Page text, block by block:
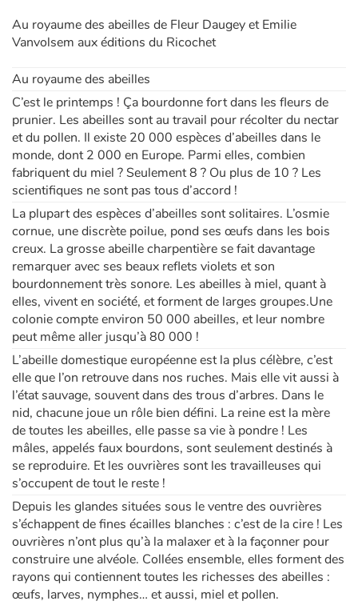
Au royaume des abeilles de Fleur Daugey et Emilie
Vanvolsem aux éditions du Ricochet
Au royaume des abeilles
C’est le printemps ! Ça bourdonne fort dans les fleurs de
prunier. Les abeilles sont au travail pour récolter du nectar
et du pollen. Il existe 20 000 espèces d’abeilles dans le
monde, dont 2 000 en Europe. Parmi elles, combien
fabriquent du miel ? Seulement 8 ? Ou plus de 10 ? Les
scientifiques ne sont pas tous d’accord !
La plupart des espèces d’abeilles sont solitaires. L’osmie
cornue, une discrète poilue, pond ses œufs dans les bois
creux. La grosse abeille charpentière se fait davantage
remarquer avec ses beaux reflets violets et son
bourdonnement très sonore. Les abeilles à miel, quant à
elles, vivent en société, et forment de larges groupes.Une
colonie compte environ 50 000 abeilles, et leur nombre
peut même aller jusqu’à 80 000 !
L’abeille domestique européenne est la plus célèbre, c’est
elle que l’on retrouve dans nos ruches. Mais elle vit aussi à
l’état sauvage, souvent dans des trous d’arbres. Dans le
nid, chacune joue un rôle bien défini. La reine est la mère
de toutes les abeilles, elle passe sa vie à pondre ! Les
mâles, appelés faux bourdons, sont seulement destinés à
se reproduire. Et les ouvrières sont les travailleuses qui
s’occupent de tout le reste !
Depuis les glandes situées sous le ventre des ouvrières
s’échappent de fines écailles blanches : c’est de la cire ! Les
ouvrières n’ont plus qu’à la malaxer et à la façonner pour
construire une alvéole. Collées ensemble, elles forment des
rayons qui contiennent toutes les richesses des abeilles :
œufs, larves, nymphes… et aussi, miel et pollen.